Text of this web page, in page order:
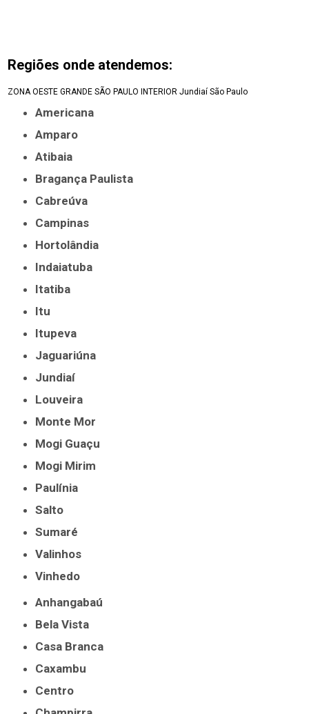
Regiões onde atendemos:
ZONA OESTE GRANDE SÃO PAULO INTERIOR Jundiaí São Paulo
Americana
Amparo
Atibaia
Bragança Paulista
Cabreúva
Campinas
Hortolândia
Indaiatuba
Itatiba
Itu
Itupeva
Jaguariúna
Jundiaí
Louveira
Monte Mor
Mogi Guaçu
Mogi Mirim
Paulínia
Salto
Sumaré
Valinhos
Vinhedo
Anhangabaú
Bela Vista
Casa Branca
Caxambu
Centro